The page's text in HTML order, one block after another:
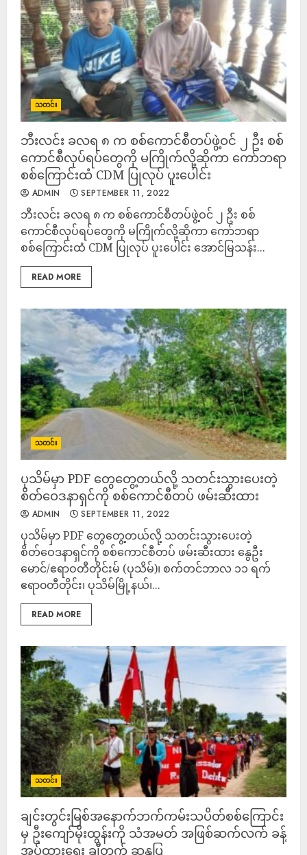
သတင်း
ဘီးလင်း ခလရ ၈ က စစ်ကောင်စီတပ်ဖွဲ့ဝင် ၂ ဦး စစ်
ကောင်စီလုပ်ရပ်တွေကို မကြိုက်လို့ဆိုကာ ကော်ဘရာ
စစ်ကြောင်းထံ CDM ပြုလုပ် ပူးပေါင်း
ADMIN SEPTEMBER 11, 2022
ဘီးလင်း ခလရ ၈ က စစ်ကောင်စီတပ်ဖွဲ့ဝင် ၂ ဦး စစ်
ကောင်စီလုပ်ရပ်တွေကို မကြိုက်လို့ဆိုကာ ကော်ဘရာ
စစ်ကြောင်းထံ CDM ပြုလုပ် ပူးပေါင်း အောင်မြသန်း...
READ MORE
သတင်း
ပုသိမ်မှာ PDF တွေတွေ့တယ်လို့ သတင်းသွားပေးတဲ့
စိတ်ဝေဒနာရှင်ကို စစ်ကောင်စီတပ် ဖမ်းဆီးထား
ADMIN SEPTEMBER 11, 2022
ပုသိမ်မှာ PDF တွေတွေ့တယ်လို့ သတင်းသွားပေးတဲ့
စိတ်ဝေဒနာရှင်ကို စစ်ကောင်စီတပ် ဖမ်းဆီးထား နွေဦး
မောင်/ဧရာဝတီတိုင်းမ် (ပုသိမ်)၊ စက်တင်ဘာလ ၁၁ ရက်
ဧရာ၀တီတိုင်း၊ ပုသိမ်မြို့နယ်၊...
READ MORE
သတင်း
ချင်းတွင်းမြစ်အနောက်ဘက်ကမ်းသပိတ်စစ်ကြောင်း
မှ ဦးကျော်မိုးထွန်းကို သံအမတ် အဖြစ်ဆက်လက် ခန့်
အပ်ထားရေး ချီတက် ဆန္ဒပြ